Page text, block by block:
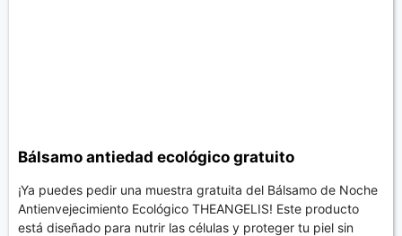
Bálsamo antiedad ecológico gratuito
¡Ya puedes pedir una muestra gratuita del Bálsamo de Noche
Antienvejecimiento Ecológico THEANGELIS! Este producto
está diseñado para nutrir las células y proteger tu piel sin